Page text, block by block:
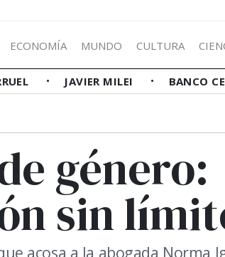
ECONOMÍA MUNDO CULTURA
JAVIER MILEI BANCO
género:
sin
acosa a la abogada